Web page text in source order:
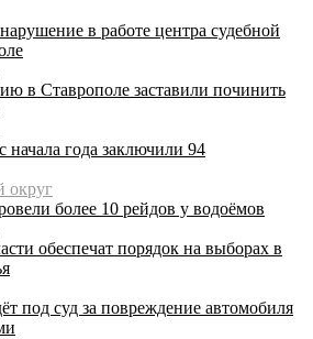
в работе центра судебной
в Ставрополе заставили починить
года заключили 94
округ
более 10 рейдов у водоёмов
обеспечат порядок на выборах в
под суд за повреждение автомобиля